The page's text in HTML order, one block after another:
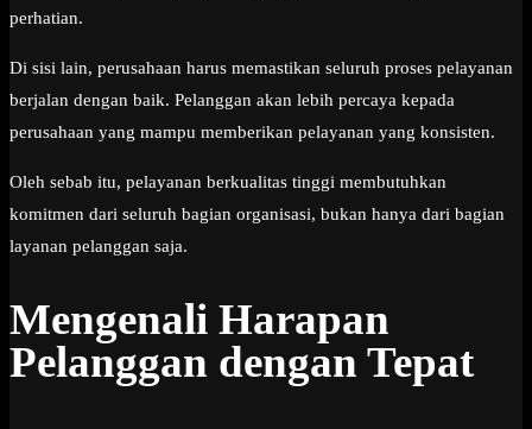
perhatian.
Di sisi lain, perusahaan harus memastikan seluruh proses pelayanan
berjalan dengan baik. Pelanggan akan lebih percaya kepada
perusahaan yang mampu memberikan pelayanan yang konsisten.
Oleh sebab itu, pelayanan berkualitas tinggi membutuhkan
komitmen dari seluruh bagian organisasi, bukan hanya dari bagian
layanan pelanggan saja.
Mengenali Harapan
Pelanggan dengan Tepat